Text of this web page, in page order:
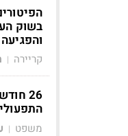
קריירה |
26
משפט |